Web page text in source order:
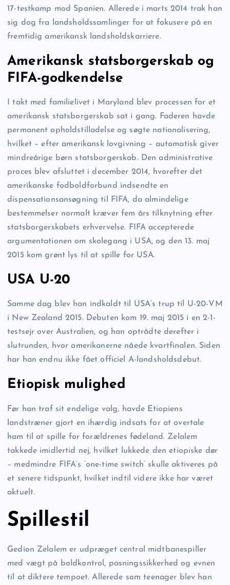
17-testkamp mod Spanien. Allerede i marts 2014 trak han
sig dog fra landsholdssamlinger for at fokusere på en
fremtidig amerikansk landsholdskarriere.
Amerikansk statsborgerskab og
FIFA-godkendelse
I takt med familielivet i Maryland blev processen for et
amerikansk statsborgerskab sat i gang. Faderen havde
permanent opholdstilladelse og søgte nationalisering,
hvilket – efter amerikansk lovgivning – automatisk giver
mindreårige børn statsborgerskab. Den administrative
proces blev afsluttet i december 2014, hvorefter det
amerikanske fodboldforbund indsendte en
dispensationsansøgning til FIFA, da almindelige
bestemmelser normalt kræver fem års tilknytning efter
statsborgerskabets erhvervelse. FIFA accepterede
argumentationen om skolegang i USA, og den 13. maj
2015 kom grønt lys til at spille for USA.
USA U-20
Samme dag blev han indkaldt til USA’s trup til U-20-VM
i New Zealand 2015. Debuten kom 19. maj 2015 i en 2-1-
testsejr over Australien, og han optrådte derefter i
slutrunden, hvor amerikanerne nåede kvartfinalen. Siden
har han endnu ikke fået officiel A-landsholdsdebut.
Etiopisk mulighed
Før han traf sit endelige valg, havde Etiopiens
landstræner gjort en ihærdig indsats for at overtale
ham til at spille for forældrenes fødeland. Zelalem
takkede imidlertid nej, hvilket lukkede den etiopiske dør
– medmindre FIFA’s ’one-time switch’ skulle aktiveres på
et senere tidspunkt, hvilket indtil videre ikke har været
aktuelt.
Spillestil
Gedion Zelalem er udpræget central midtbanespiller
med vægt på boldkontrol, pasningssikkerhed og evnen
til at diktere tempoet. Allerede som teenager blev han